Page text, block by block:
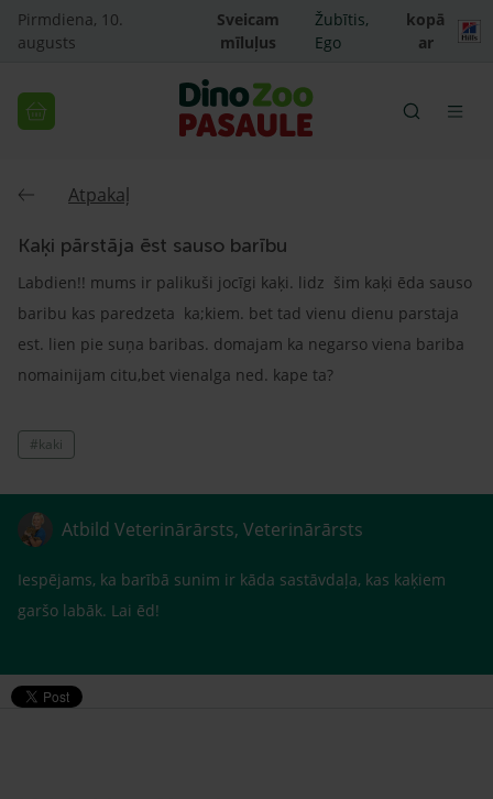
Pirmdiena, 10.
augusts
Sveicam
mīluļus
Žubītis,
Ego
kopā
ar
Atpakaļ
Kaķi pārstāja ēst sauso barību
Labdien!! mums ir palikuši jocīgi kaķi. lidz šim kaķi ēda sauso
baribu kas paredzeta ka;kiem. bet tad vienu dienu parstaja
est. lien pie suņa baribas. domajam ka negarso viena bariba
nomainijam citu,bet vienalga ned. kape ta?
#kaki
Atbild Veterinārārsts, Veterinārārsts
Iespējams, ka barībā sunim ir kāda sastāvdaļa, kas kaķiem
garšo labāk. Lai ēd!